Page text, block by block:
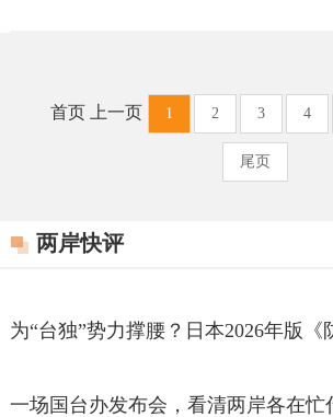
首页 上一页 1 2 3 4
尾页
两岸快评
为“台独”势力撑腰？日本2026年版《
一场国台办发布会，看清两岸各在忙